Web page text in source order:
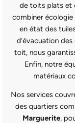
de toits plats et
combiner
en état des
d’évacuation
toit, nous
Enfin, notre
matériaux
Nos services
des quartiers
Marguerite,